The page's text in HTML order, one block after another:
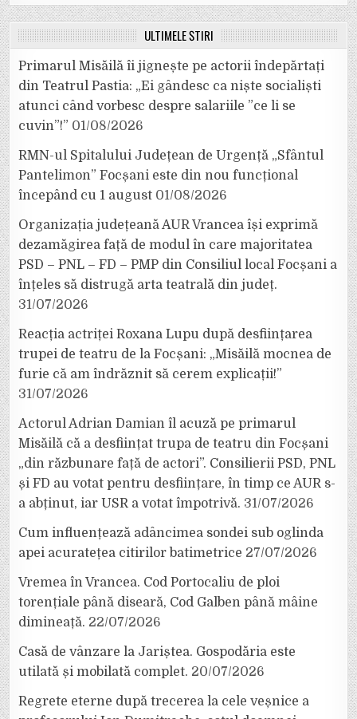
ULTIMELE ȘTIRI
Primarul Misăilă îi jignește pe actorii îndepărtați
din Teatrul Pastia: „Ei gândesc ca niște socialiști
atunci când vorbesc despre salariile ”ce li se
cuvin”!” 01/08/2026
RMN-ul Spitalului Județean de Urgență „Sfântul
Pantelimon” Focșani este din nou funcțional
începând cu 1 august 01/08/2026
Organizația județeană AUR Vrancea își exprimă
dezamăgirea față de modul în care majoritatea
PSD – PNL – FD – PMP din Consiliul local Focșani a
înțeles să distrugă arta teatrală din județ.
31/07/2026
Reacția actriței Roxana Lupu după desființarea
trupei de teatru de la Focșani: „Misăilă mocnea de
furie că am îndrăznit să cerem explicații!”
31/07/2026
Actorul Adrian Damian îl acuză pe primarul
Misăilă că a desființat trupa de teatru din Focșani
„din răzbunare față de actori”. Consilierii PSD, PNL
și FD au votat pentru desființare, în timp ce AUR s-
a abținut, iar USR a votat împotrivă. 31/07/2026
Cum influențează adâncimea sondei sub oglinda
apei acuratețea citirilor batimetrice 27/07/2026
Vremea în Vrancea. Cod Portocaliu de ploi
torențiale până diseară, Cod Galben până mâine
dimineață. 22/07/2026
Casă de vânzare la Jariștea. Gospodăria este
utilată și mobilată complet. 20/07/2026
Regrete eterne după trecerea la cele veșnice a